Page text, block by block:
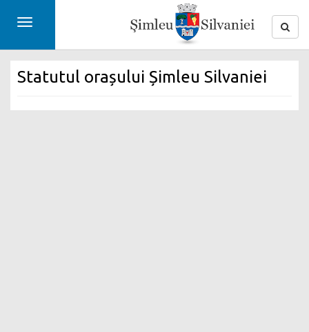
Toggle
Statutul orașului Șimleu Silvaniei